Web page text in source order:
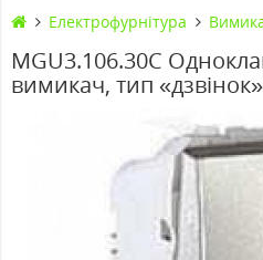
Електрофурнітура
MGU3.106.30C
вимикач, тип